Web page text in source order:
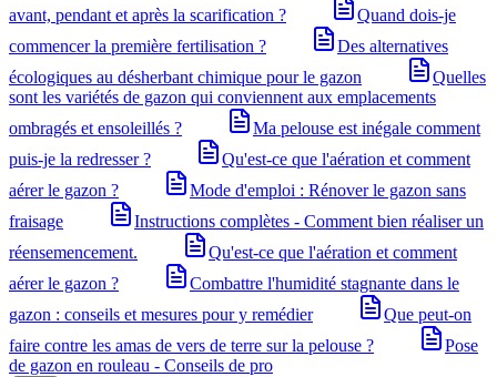
avant, pendant et après la scarification ?
Quand dois-je
commencer la première fertilisation ?
Des alternatives
écologiques au désherbant chimique pour le gazon
Quelles
sont les variétés de gazon qui conviennent aux emplacements
ombragés et ensoleillés ?
Ma pelouse est inégale comment
puis-je la redresser ?
Qu'est-ce que l'aération et comment
aérer le gazon ?
Mode d'emploi : Rénover le gazon sans
fraisage
Instructions complètes - Comment bien réaliser un
réensemencement.
Qu'est-ce que l'aération et comment
aérer le gazon ?
Combattre l'humidité stagnante dans le
gazon : conseils et mesures pour y remédier
Que peut-on
faire contre les amas de vers de terre sur la pelouse ?
Pose
de gazon en rouleau - Conseils de pro